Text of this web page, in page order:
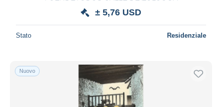
± 5,76 USD
Stato Residenziale
Nuovo